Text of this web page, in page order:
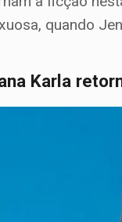
quando
Karla